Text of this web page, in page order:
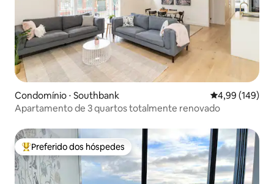
Condomínio ⋅ Southbank 4,99 de uma
4,99 (149)
Apartamento de 3 quartos totalmente renovado
Entre os melhores preferidos dos hóspedes
Preferido dos hóspedes